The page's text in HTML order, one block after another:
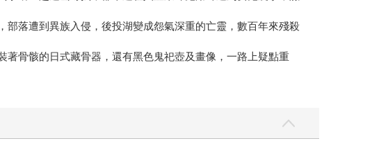
落遭到異族入侵，後投湖變成怨氣深重的亡靈，數百年來殘殺
骨骸的日式藏骨器，還有黑色鬼祀壺及畫像，一路上疑點重